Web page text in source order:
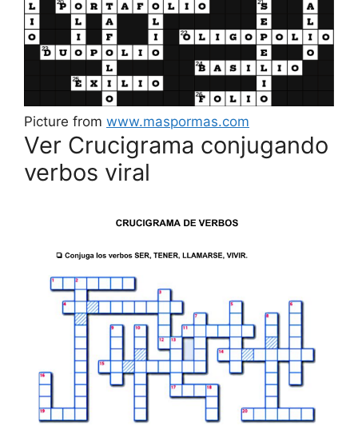
Picture from www.maspormas.com
Ver Crucigrama conjugando
verbos viral